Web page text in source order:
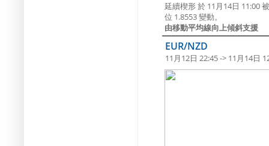
延續楔形 於 11月14日 11:00
位 1.8553 變動。
由移動平均線向上傾斜支援
EUR/NZD
11月12日 22:45 -> 11月14日